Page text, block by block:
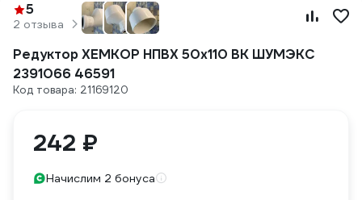
5
2 отзыва
Редуктор ХЕМКОР НПВХ 50x110 ВК ШУМЭКС
2391066 46591
Код товара: 21169120
242 ₽
Начислим 2 бонуса